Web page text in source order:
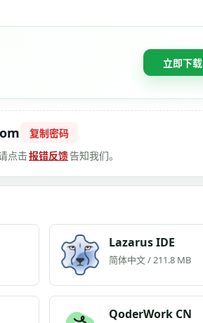
立即下载
复制密码
点击报错反馈告知我们。
Lazarus IDE
简体中文 / 211.8 MB
QoderWork CN